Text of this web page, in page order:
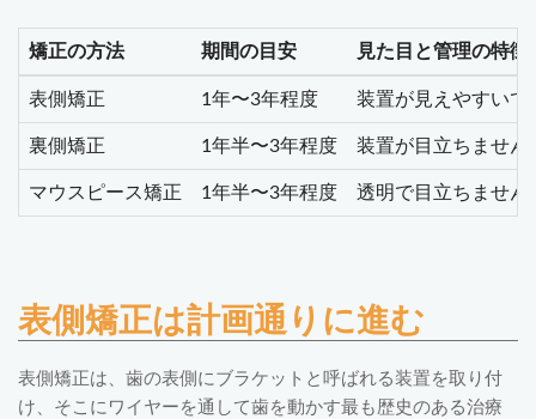
矯正の方法 期間の目安 見た目と管理の特徴
表側矯正 1年〜3年程度 装置が見えやすいで
裏側矯正 1年半〜3年程度 装置が目立ちません
マウスピース矯正 1年半〜3年程度 透明で目立ちません
表側矯正は計画通りに進む
表側矯正は、歯の表側にブラケットと呼ばれる装置を取り付
け、そこにワイヤーを通して歯を動かす最も歴史のある治療